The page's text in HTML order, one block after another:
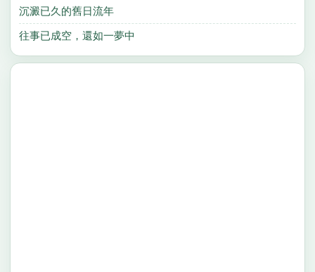
沉澱已久的舊日流年
往事已成空，還如一夢中